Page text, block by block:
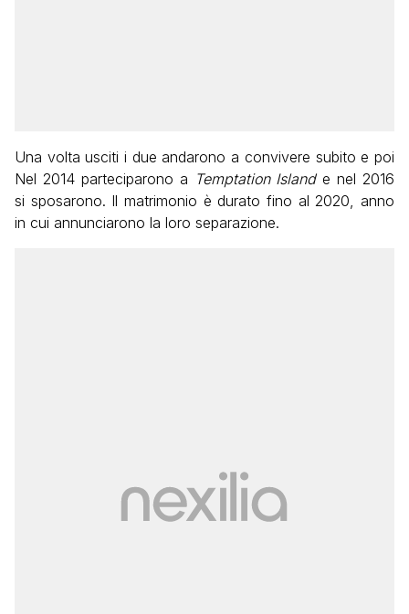
Una volta usciti i due andarono a convivere subito e poi
Nel 2014 parteciparono a Temptation Islande nel 2016
si sposarono. Il matrimonio è durato fino al 2020, anno
in cui annunciarono la loro separazione.